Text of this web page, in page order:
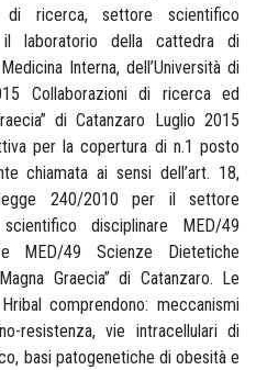
di ricerca, settore scientifico
il laboratorio della cattedra di
Interna, dell’Università di
Collaborazioni di ricerca ed
di Catanzaro Luglio 2015
per la copertura di n.1 posto
chiamata ai sensi dell’art. 18,
240/2010 per il settore
disciplinare MED/49
MED/49 Scienze Dietetiche
Graecia” di Catanzaro. Le
comprendono: meccanismi
resistenza, vie intracellulari di
basi patogenetiche di obesità e